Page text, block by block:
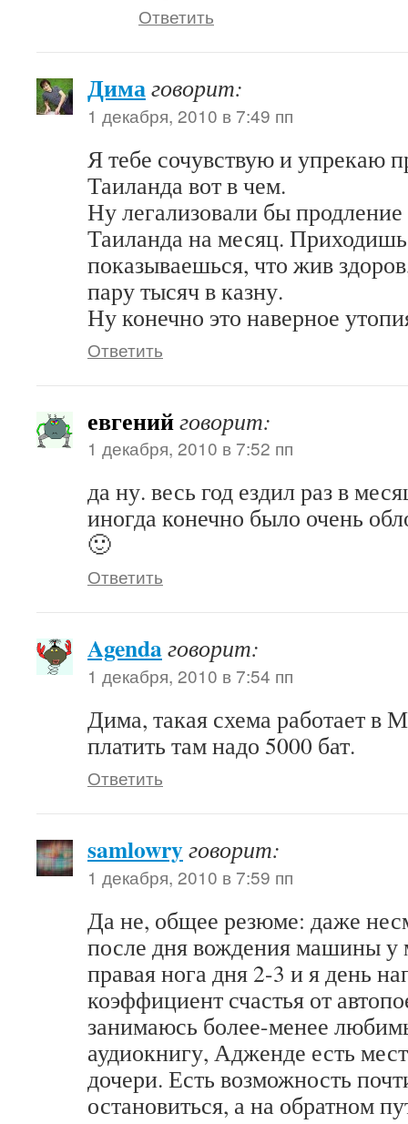
Ответить
Димаговорит:
1 декабря, 2010 в 7:49 пп
Я тебе сочувствую и упрекаю
Таиланда вот в чем.
Ну легализовали бы
Таиланда на месяц.
показываешься, что жив
пару тысяч в казну.
Ну конечно это наверное
Ответить
евгенийговорит:
1 декабря, 2010 в 7:52 пп
да ну. весь год ездил раз в
иногда конечно было очень
🙂
Ответить
Agendaговорит:
1 декабря, 2010 в 7:54 пп
Дима, такая схема работает в
платить там надо 5000 бат.
Ответить
samlowryговорит:
1 декабря, 2010 в 7:59 пп
Да не, общее резюме: даже
после дня вождения машины у
правая нога дня 2-3 и я день
коэффициент счастья от
занимаюсь более-менее
аудиокнигу, Адженде есть
дочери. Есть возможность
остановиться, а на обратном